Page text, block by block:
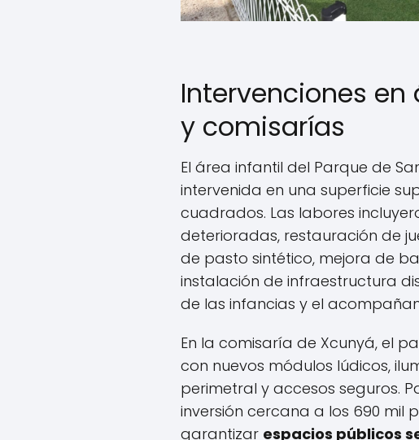
Intervenciones
y comisarías
El área infantil del Parque de
intervenida en una superficie
cuadrados. Las labores
deterioradas, restauración de
de pasto sintético, mejora de
instalación de infraestructura
de las infancias y el
En la comisaría de Xcunyá, el
con nuevos módulos lúdicos,
perimetral y accesos seguros.
inversión cercana a los 690 mil
garantizar espacios públicos